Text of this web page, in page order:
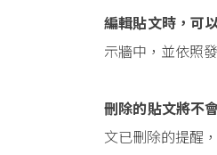
編輯貼文時，可
示牆中，並依照
刪除的貼文將不
文已刪除的提醒